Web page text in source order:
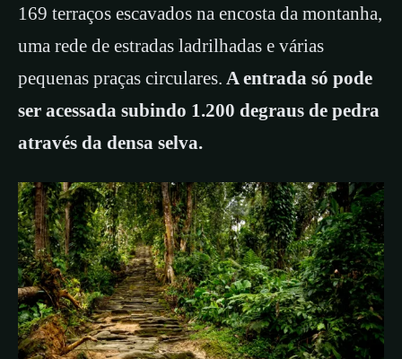
169 terraços escavados na encosta da montanha,
uma rede de estradas ladrilhadas e várias
pequenas praças circulares. A entrada só pode
ser acessada subindo 1.200 degraus de pedra
através da densa selva.